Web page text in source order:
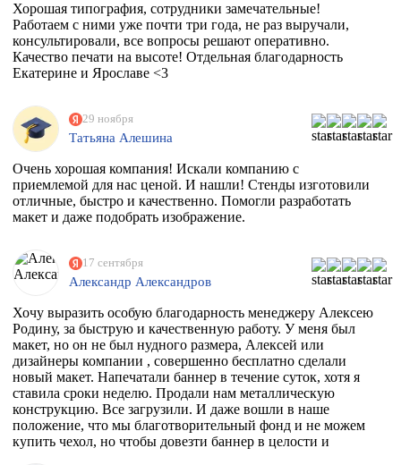
Хорошая типография, сотрудники замечательные!
Работаем с ними уже почти три года, не раз выручали,
консультировали, все вопросы решают оперативно.
Качество печати на высоте! Отдельная благодарность
Екатерине и Ярославе <3
29 ноября
Татьяна Алешина
Очень хорошая компания! Искали компанию с
приемлемой для нас ценой. И нашли! Стенды изготовили
отличные, быстро и качественно. Помогли разработать
макет и даже подобрать изображение.
17 сентября
Александр Александров
Хочу выразить особую благодарность менеджеру Алексею
Родину, за быструю и качественную работу. У меня был
макет, но он не был нудного размера, Алексей или
дизайнеры компании , совершенно бесплатно сделали
новый макет. Напечатали баннер в течение суток, хотя я
ставила сроки неделю. Продали нам металлическую
конструкцию. Все загрузили. И даже вошли в наше
положение, что мы благотворительный фонд и не можем
купить чехол, но чтобы довезти баннер в целости и